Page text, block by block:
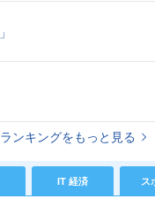
ンキングをもっと見る
IT 経済 ス